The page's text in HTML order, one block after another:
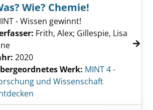
Wie? Chemie!
- Wissen gewinnt!
Frith, Alex; Gillespie, Lisa
2020
Werk: MINT 4 -
und Wissenschaft